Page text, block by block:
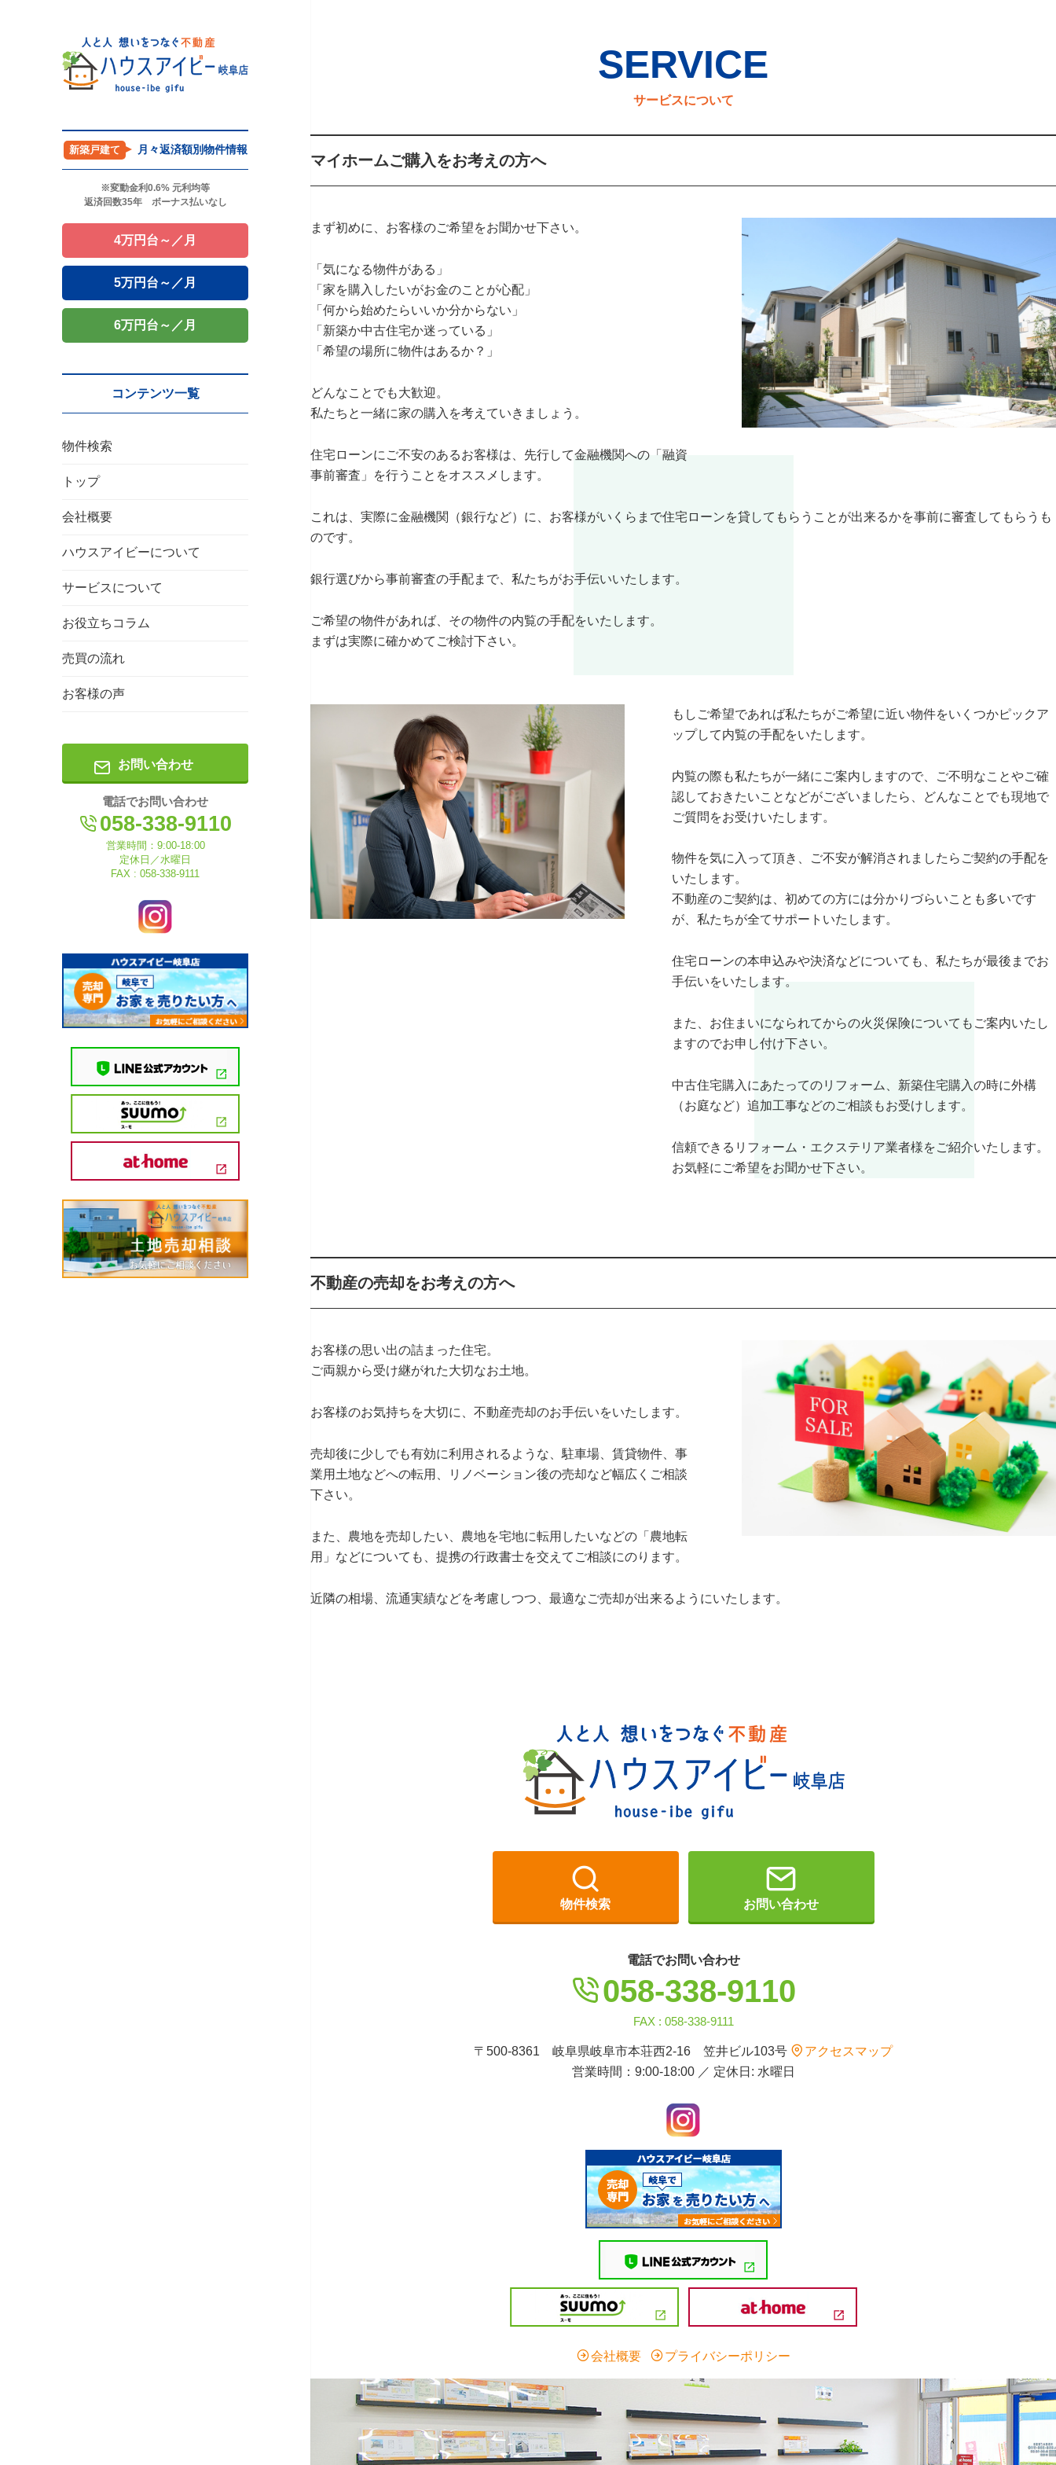
新築戸建て 月々返済額別物件情報
※変動金利0.6% 元利均等
返済回数35年 ボーナス払いなし
4万円台～／月
5万円台～／月
6万円台～／月
コンテンツ一覧
物件検索
トップ
会社概要
ハウスアイビーについて
サービスについて
お役立ちコラム
売買の流れ
お客様の声
お問い合わせ
電話でお問い合わせ
058-338-9110
営業時間：9:00-18:00
定休日／水曜日
FAX : 058-338-9111
SERVICE
サービスについて
マイホームご購入をお考えの方へ
まず初めに、お客様のご希望をお聞かせ下さい。
「気になる物件がある」
「家を購入したいがお金のことが心配」
「何から始めたらいいか分からない」
「新築か中古住宅か迷っている」
「希望の場所に物件はあるか？」
どんなことでも大歓迎。
私たちと一緒に家の購入を考えていきましょう。
住宅ローンにご不安のあるお客様は、先行して金融機関への「融資
事前審査」を行うことをオススメします。
これは、実際に金融機関（銀行など）に、お客様がいくらまで住宅ローンを貸してもらうことが出来るかを事前に審査してもらうも
のです。
銀行選びから事前審査の手配まで、私たちがお手伝いいたします。
ご希望の物件があれば、その物件の内覧の手配をいたします。
まずは実際に確かめてご検討下さい。
もしご希望であれば私たちがご希望に近い物件をいくつかピックア
ップして内覧の手配をいたします。
内覧の際も私たちが一緒にご案内しますので、ご不明なことやご確
認しておきたいことなどがございましたら、どんなことでも現地で
ご質問をお受けいたします。
物件を気に入って頂き、ご不安が解消されましたらご契約の手配を
いたします。
不動産のご契約は、初めての方には分かりづらいことも多いです
が、私たちが全てサポートいたします。
住宅ローンの本申込みや決済などについても、私たちが最後までお
手伝いをいたします。
また、お住まいになられてからの火災保険についてもご案内いたし
ますのでお申し付け下さい。
中古住宅購入にあたってのリフォーム、新築住宅購入の時に外構
（お庭など）追加工事などのご相談もお受けします。
信頼できるリフォーム・エクステリア業者様をご紹介いたします。
お気軽にご希望をお聞かせ下さい。
不動産の売却をお考えの方へ
お客様の思い出の詰まった住宅。
ご両親から受け継がれた大切なお土地。
お客様のお気持ちを大切に、不動産売却のお手伝いをいたします。
売却後に少しでも有効に利用されるような、駐車場、賃貸物件、事
業用土地などへの転用、リノベーション後の売却など幅広くご相談
下さい。
また、農地を売却したい、農地を宅地に転用したいなどの「農地転
用」などについても、提携の行政書士を交えてご相談にのります。
近隣の相場、流通実績などを考慮しつつ、最適なご売却が出来るようにいたします。
物件検索 お問い合わせ
電話でお問い合わせ
058-338-9110
FAX : 058-338-9111
〒500-8361 岐阜県岐阜市本荘西2-16 笠井ビル103号
アクセスマップ
営業時間：9:00-18:00 ／ 定休日: 水曜日
会社概要 プライバシーポリシー